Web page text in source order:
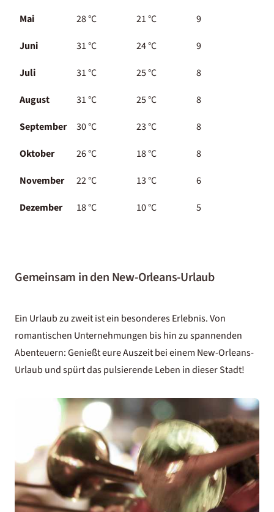
Mai
28 °C 21 °C 9
Juni
31 °C 24 °C 9
Juli
31 °C 25 °C 8
August
31 °C 25 °C 8
September
30 °C 23 °C 8
Oktober
26 °C 18 °C 8
November
22 °C 13 °C 6
Dezember
18 °C 10 °C 5
Gemeinsam in den New-Orleans-Urlaub
Ein Urlaub zu zweit ist ein besonderes Erlebnis. Von
romantischen Unternehmungen bis hin zu spannenden
Abenteuern: Genießt eure Auszeit bei einem New-Orleans-
Urlaub und spürt das pulsierende Leben in dieser Stadt!